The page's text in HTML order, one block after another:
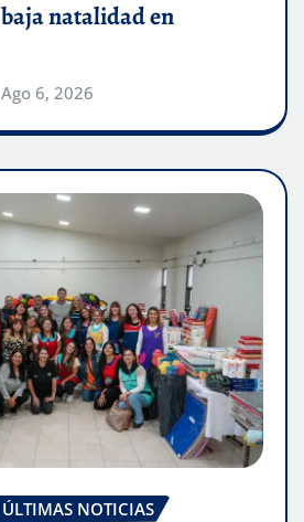
natalidad en
Ago 6, 2026
ÚLTIMAS NOTICIAS